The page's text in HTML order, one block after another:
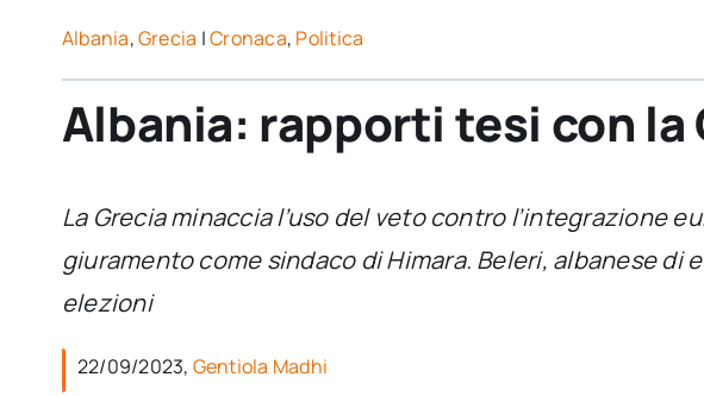
Albania,Grecia |Cronaca, Politica
Albania: rapporti tesi con la
La Grecia minaccia l’uso del veto contro l’integrazione
giuramento come sindaco di Himara. Beleri, albanese
elezioni
22/09/2023, Gentiola Madhi